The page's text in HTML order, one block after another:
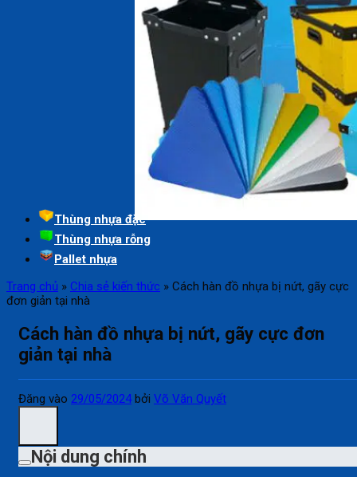
Thùng nhựa đặc
Thùng nhựa rỗng
Pallet nhựa
Trang chủ » Chia sẻ kiến thức » Cách hàn đồ nhựa bị nứt, gãy cực
đơn giản tại nhà
Cách hàn đồ nhựa bị nứt, gãy cực đơn
giản tại nhà
Đăng vào 29/05/2024 bởi Võ Văn Quyết
Nội dung chính